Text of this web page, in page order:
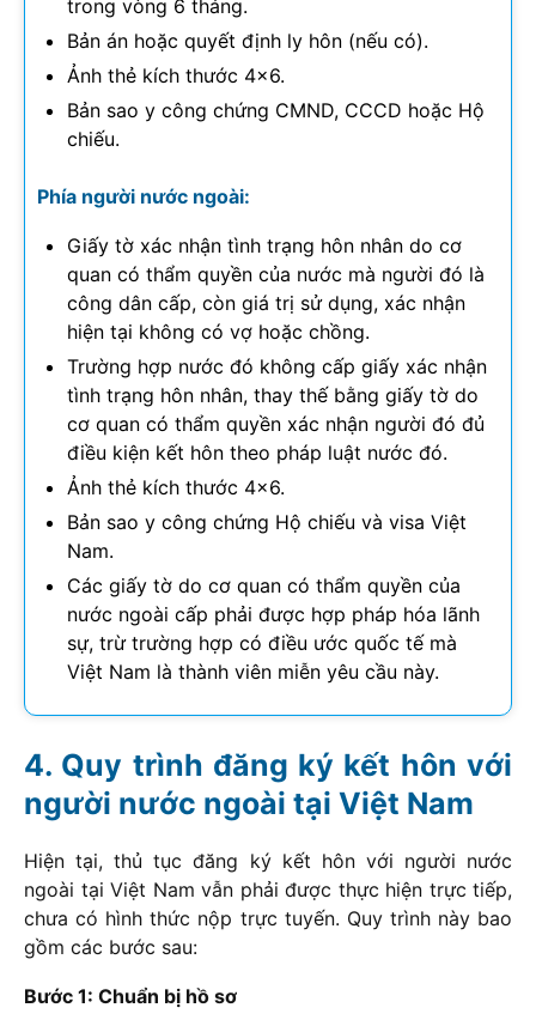
trong vòng 6 tháng.
Bản án hoặc quyết định ly hôn (nếu có).
Ảnh thẻ kích thước 4×6.
Bản sao y công chứng CMND, CCCD hoặc Hộ
chiếu.
Phía người nước ngoài:
Giấy tờ xác nhận tình trạng hôn nhân do cơ
quan có thẩm quyền của nước mà người đó là
công dân cấp, còn giá trị sử dụng, xác nhận
hiện tại không có vợ hoặc chồng.
Trường hợp nước đó không cấp giấy xác nhận
tình trạng hôn nhân, thay thế bằng giấy tờ do
cơ quan có thẩm quyền xác nhận người đó đủ
điều kiện kết hôn theo pháp luật nước đó.
Ảnh thẻ kích thước 4×6.
Bản sao y công chứng Hộ chiếu và visa Việt
Nam.
Các giấy tờ do cơ quan có thẩm quyền của
nước ngoài cấp phải được hợp pháp hóa lãnh
sự, trừ trường hợp có điều ước quốc tế mà
Việt Nam là thành viên miễn yêu cầu này.
Quy trình đăng ký kết hôn với
người nước ngoài tại Việt Nam
Hiện tại, thủ tục đăng ký kết hôn với người nước
ngoài tại Việt Nam vẫn phải được thực hiện trực tiếp,
chưa có hình thức nộp trực tuyến. Quy trình này bao
gồm các bước sau:
Bước 1: Chuẩn bị hồ sơ